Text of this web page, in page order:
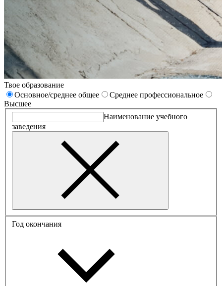
Твое образование
Основное/среднее общее
Среднее профессиональное
Высшее
Наименование учебного
заведения
Год окончания